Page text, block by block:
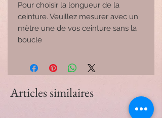
Pour choisir la longueur de la
ceinture. Veuillez mesurer avec un
mètre une de vos ceinture sans la
boucle
Articles similaires